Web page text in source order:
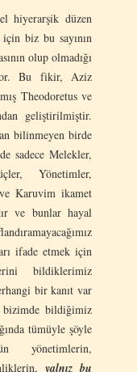
hiyerarşik düzen
biz bu sayının
olup olmadığı
Bu fikir, Aziz
Theodoretus ve
geliştirilmiştir.
bilinmeyen birde
sadece Melekler,
Yönetimler,
Karuvim ikamet
ve bunlar hayal
ifade etmek için
bildiklerimiz
bir kanıt var
bizimde bildiğimiz
tümüyle şöyle
yönetimlerin,
yalnız bu